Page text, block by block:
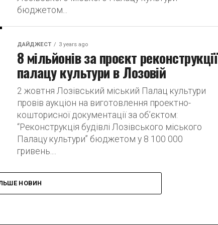
бюджетом...
ДАЙДЖЕСТ 3 years ago
8 мільйонів за проєкт реконструкції
палацу культури в Лозовій
2 жовтня Лозівський міський Палац культури
провів аукціон на виготовлення проектно-
кошторисної документації за об’єктом:
“Реконструкція будівлі Лозівського міського
Палацу культури” бюджетом у 8 100 000
гривень....
НОВИН